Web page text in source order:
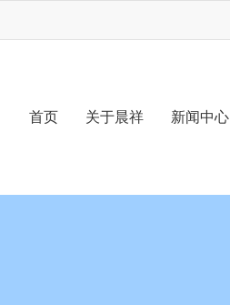
首页 关于晨祥 新闻中心